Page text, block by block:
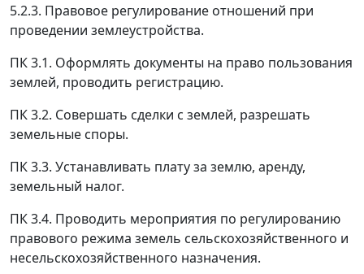
5.2.3. Правовое регулирование отношений при
проведении землеустройства.
ПК 3.1. Оформлять документы на право пользования
землей, проводить регистрацию.
ПК 3.2. Совершать сделки с землей, разрешать
земельные споры.
ПК 3.3. Устанавливать плату за землю, аренду,
земельный налог.
ПК 3.4. Проводить мероприятия по регулированию
правового режима земель сельскохозяйственного и
несельскохозяйственного назначения.